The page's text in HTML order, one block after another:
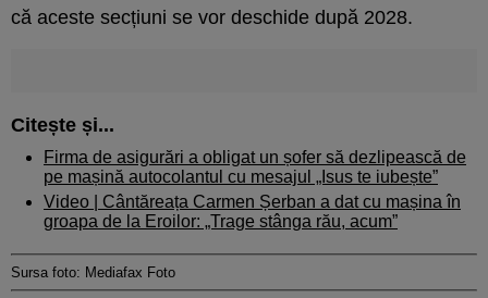
că aceste secțiuni se vor deschide după 2028.
Citește și...
Firma de asigurări a obligat un șofer să dezlipească de
pe mașină autocolantul cu mesajul „Isus te iubește”
Video | Cântăreața Carmen Șerban a dat cu mașina în
groapa de la Eroilor: „Trage stânga rău, acum”
Sursa foto: Mediafax Foto